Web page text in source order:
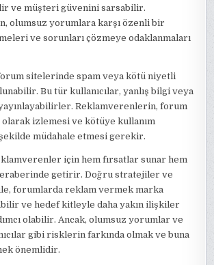
ve müşteri güvenini sarsabilir.
olumsuz yorumlara karşı özenli bir
ve sorunları çözmeye odaklanmaları
forum sitelerinde spam veya kötü niyetli
Bu tür kullanıcılar, yanlış bilgi veya
Reklamverenlerin, forum
izlemesi ve kötüye kullanım
müdahale etmesi gerekir.
için hem fırsatlar sunar hem
getirir. Doğru stratejiler ve
forumlarda reklam vermek marka
ve hedef kitleyle daha yakın ilişkiler
olabilir. Ancak, olumsuz yorumlar ve
gibi risklerin farkında olmak ve buna
önemlidir.